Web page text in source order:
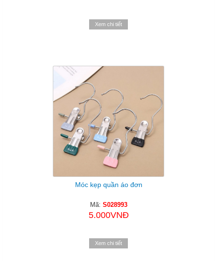
Xem chi tiết
Móc kẹp quần áo đơn
Mã: S028993
5.000VNĐ
Xem chi tiết